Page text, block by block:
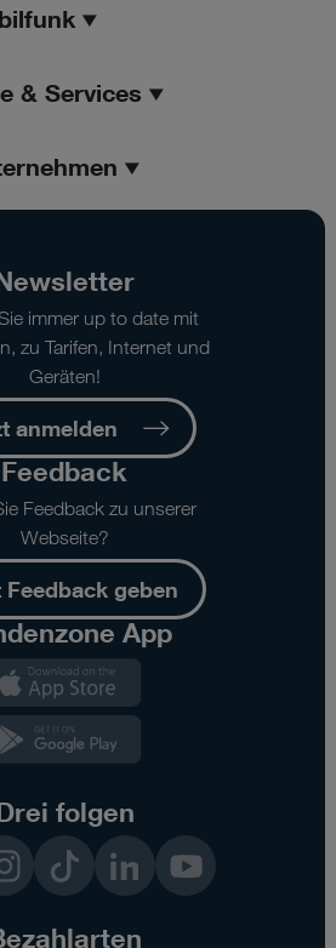
& Services
immer up to date mit
zu Tarifen, Internet und
Geräten!
anmelden
Feedback
Feedback zu unserer
Webseite?
Feedback geben
App
folgen
YouTube